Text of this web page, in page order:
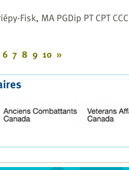
Fisk, MA PGDip PT CPT CCC
6 7 8 9 10 »